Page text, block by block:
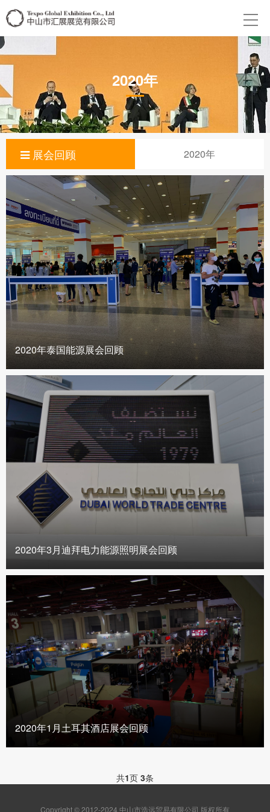
2020年
展会回顾 2020年
2020年泰国能源展会回顾
2020年3月迪拜电力能源照明展会回顾
2020年1月土耳其酒店展会回顾
共1页 3条
Copyright © 2012-2024 中山市浩远贸易有限公司 版权所有